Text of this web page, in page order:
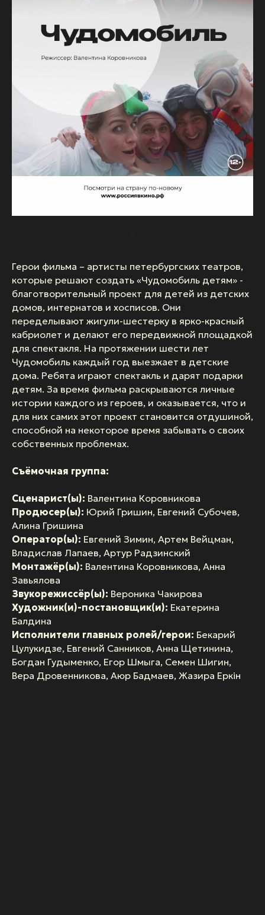
Герои фильма – артисты петербургских театров,
которые решают создать «Чудомобиль детям» -
благотворительный проект для детей из детских
домов, интернатов и хосписов. Они
переделывают жигули-шестерку в ярко-красный
кабриолет и делают его передвижной площадкой
для спектакля. На протяжении шести лет
Чудомобиль каждый год выезжает в детские
дома. Ребята играют спектакль и дарят подарки
детям. За время фильма раскрываются личные
истории каждого из героев, и оказывается, что и
для них самих этот проект становится отдушиной,
способной на некоторое время забывать о своих
собственных проблемах.
Съёмочная группа:
Сценарист(ы): Валентина Коровникова
Продюсер(ы): Юрий Гришин, Евгений Субочев,
Алина Гришина
Оператор(ы): Евгений Зимин, Артем Вейцман,
Владислав Лапаев, Артур Радзинский
Монтажёр(ы): Валентина Коровникова, Анна
Завьялова
Звукорежиссёр(ы): Вероника Чакирова
Художник(и)-постановщик(и): Екатерина
Балдина
Исполнители главных ролей/герои: Бекарий
Цулукидзе, Евгений Санников, Анна Щетинина,
Богдан Гудыменко, Егор Шмыга, Семен Шигин,
Вера Дровенникова, Аюр Бадмаев, Жазира Еркiн